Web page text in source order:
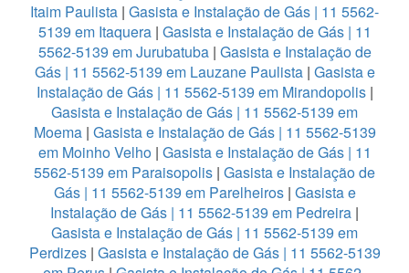
Itaim Paulista | Gasista e Instalação de Gás | 11 5562-
5139 em Itaquera| Gasista e Instalação de Gás | 11
5562-5139 em Jurubatuba| Gasista e Instalação de
Gás | 11 5562-5139 em Lauzane Paulista | Gasista e
Instalação de Gás | 11 5562-5139 em Mirandopolis|
Gasista e Instalação de Gás | 11 5562-5139 em
Moema| Gasista e Instalação de Gás | 11 5562-5139
em Moinho Velho | Gasista e Instalação de Gás | 11
5562-5139 em Paraisopolis | Gasista e Instalação de
Gás | 11 5562-5139 em Parelheiros| Gasista e
Instalação de Gás | 11 5562-5139 em Pedreira |
Gasista e Instalação de Gás | 11 5562-5139 em
Perdizes| Gasista e Instalação de Gás | 11 5562-5139